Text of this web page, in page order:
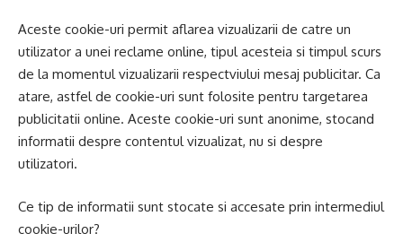
Aceste cookie-uri permit aflarea vizualizarii de catre un
utilizator a unei reclame online, tipul acesteia si timpul scurs
de la momentul vizualizarii respectviului mesaj publicitar. Ca
atare, astfel de cookie-uri sunt folosite pentru targetarea
publicitatii online. Aceste cookie-uri sunt anonime, stocand
informatii despre contentul vizualizat, nu si despre
utilizatori.
Ce tip de informatii sunt stocate si accesate prin intermediul
cookie-urilor?